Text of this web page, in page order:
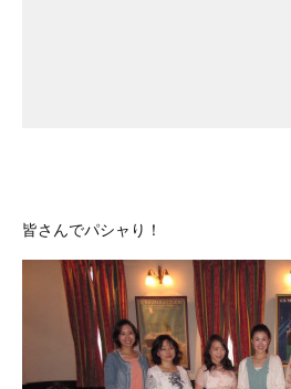
皆さんでパシャり！